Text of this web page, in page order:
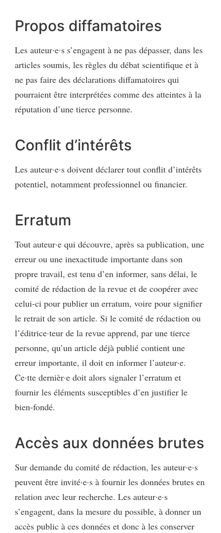
Propos diffamatoires
Les auteur·e·s s’engagent à ne pas dépasser, dans les
articles soumis, les règles du débat scientifique et à
ne pas faire des déclarations diffamatoires qui
pourraient être interprétées comme des atteintes à la
réputation d’une tierce personne.
Conflit d’intérêts
Les auteur·e·s doivent déclarer tout conflit d’intérêts
potentiel, notamment professionnel ou financier.
Erratum
Tout auteur·e qui découvre, après sa publication, une
erreur ou une inexactitude importante dans son
propre travail, est tenu d’en informer, sans délai, le
comité de rédaction de la revue et de coopérer avec
celui-ci pour publier un erratum, voire pour signifier
le retrait de son article. Si le comité de rédaction ou
l’éditrice·teur de la revue apprend, par une tierce
personne, qu’un article déjà publié contient une
erreur importante, il doit en informer l’auteur·e.
Ce·tte dernièr·e doit alors signaler l’erratum et
fournir les éléments susceptibles d’en justifier le
bien-fondé.
Accès aux données brutes
Sur demande du comité de rédaction, les auteur·e·s
peuvent être invité·e·s à fournir les données brutes en
relation avec leur recherche. Les auteur·e·s
s’engagent, dans la mesure du possible, à donner un
accès public à ces données et donc à les conserver